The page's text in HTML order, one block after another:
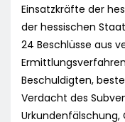
Einsatzkräfte der
der hessischen
24 Beschlüsse aus
Beschuldigten,
Verdacht des
Urkundenfälschung,